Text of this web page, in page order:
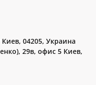
04205, Украина
29в, офис 5 Киев,